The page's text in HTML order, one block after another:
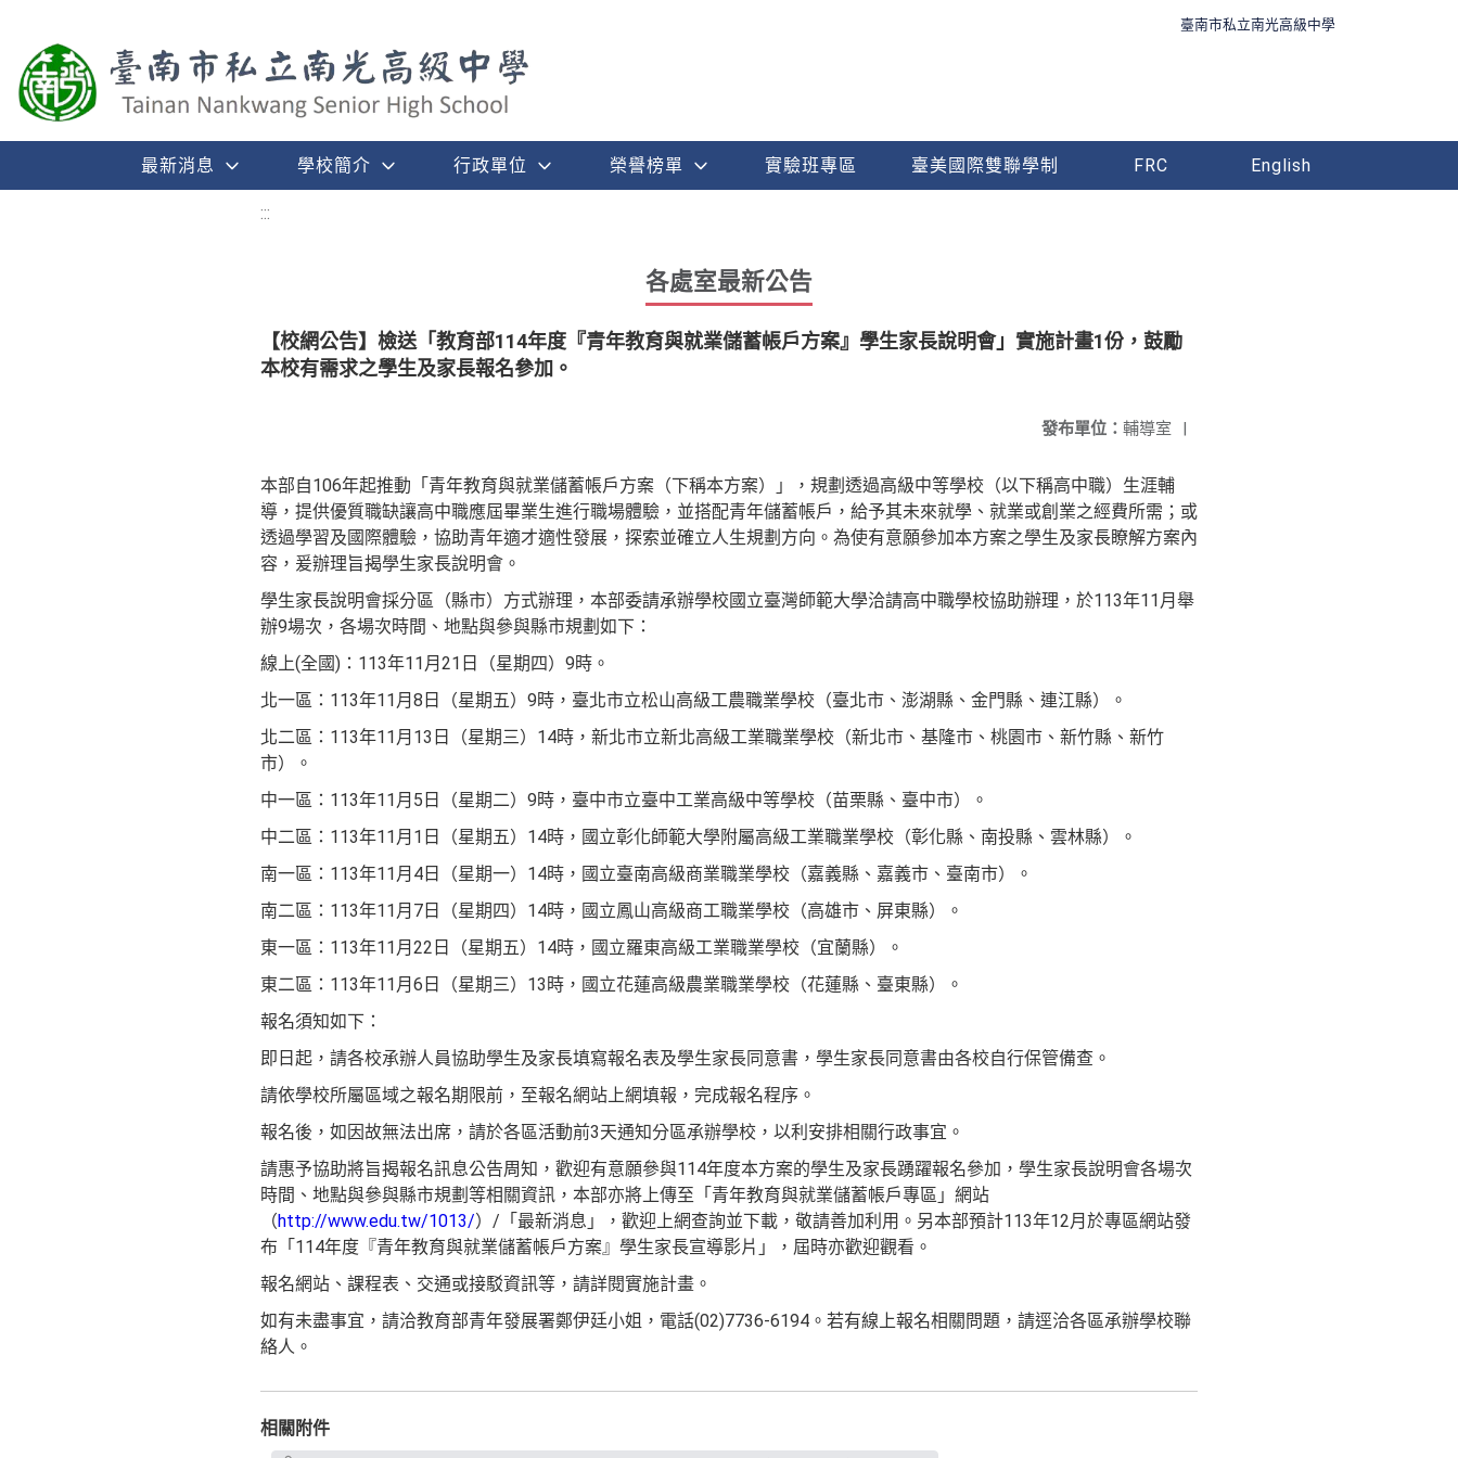
臺南市私立南光高級中學
最新消息 學校簡介 行政單位 榮譽榜單 實驗班專區 臺美國際雙聯學制 FRC English
:::
各處室最新公告
【校網公告】檢送「教育部114年度『青年教育與就業儲蓄帳戶方案』學生家長說明會」實施計畫1份，鼓勵
本校有需求之學生及家長報名參加。
發布單位： 輔導室 |
本部自106年起推動「青年教育與就業儲蓄帳戶方案（下稱本方案）」，規劃透過高級中等學校（以下稱高中職）生涯輔
導，提供優質職缺讓高中職應屆畢業生進行職場體驗，並搭配青年儲蓄帳戶，給予其未來就學、就業或創業之經費所需；或
透過學習及國際體驗，協助青年適才適性發展，探索並確立人生規劃方向。為使有意願參加本方案之學生及家長瞭解方案內
容，爰辦理旨揭學生家長說明會。
學生家長說明會採分區（縣市）方式辦理，本部委請承辦學校國立臺灣師範大學洽請高中職學校協助辦理，於113年11月舉
辦9場次，各場次時間、地點與參與縣市規劃如下：
線上(全國)：113年11月21日（星期四）9時。
北一區：113年11月8日（星期五）9時，臺北市立松山高級工農職業學校（臺北市、澎湖縣、金門縣、連江縣）。
北二區：113年11月13日（星期三）14時，新北市立新北高級工業職業學校（新北市、基隆市、桃園市、新竹縣、新竹
市）。
中一區：113年11月5日（星期二）9時，臺中市立臺中工業高級中等學校（苗栗縣、臺中市）。
中二區：113年11月1日（星期五）14時，國立彰化師範大學附屬高級工業職業學校（彰化縣、南投縣、雲林縣）。
南一區：113年11月4日（星期一）14時，國立臺南高級商業職業學校（嘉義縣、嘉義市、臺南市）。
南二區：113年11月7日（星期四）14時，國立鳳山高級商工職業學校（高雄市、屏東縣）。
東一區：113年11月22日（星期五）14時，國立羅東高級工業職業學校（宜蘭縣）。
東二區：113年11月6日（星期三）13時，國立花蓮高級農業職業學校（花蓮縣、臺東縣）。
報名須知如下：
即日起，請各校承辦人員協助學生及家長填寫報名表及學生家長同意書，學生家長同意書由各校自行保管備查。
請依學校所屬區域之報名期限前，至報名網站上網填報，完成報名程序。
報名後，如因故無法出席，請於各區活動前3天通知分區承辦學校，以利安排相關行政事宜。
請惠予協助將旨揭報名訊息公告周知，歡迎有意願參與114年度本方案的學生及家長踴躍報名參加，學生家長說明會各場次
時間、地點與參與縣市規劃等相關資訊，本部亦將上傳至「青年教育與就業儲蓄帳戶專區」網站
（http://www.edu.tw/1013/）/「最新消息」，歡迎上網查詢並下載，敬請善加利用。另本部預計113年12月於專區網站發
布「114年度『青年教育與就業儲蓄帳戶方案』學生家長宣導影片」，屆時亦歡迎觀看。
報名網站、課程表、交通或接駁資訊等，請詳閱實施計畫。
如有未盡事宜，請洽教育部青年發展署鄭伊廷小姐，電話(02)7736-6194。若有線上報名相關問題，請逕洽各區承辦學校聯
絡人。
相關附件